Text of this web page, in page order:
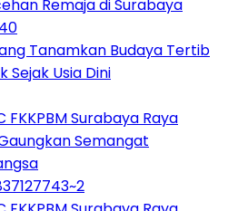
Remaja di Surabaya
Tanamkan Budaya Tertib
Sejak Usia Dini
FKKPBM Surabaya Raya
Semangat